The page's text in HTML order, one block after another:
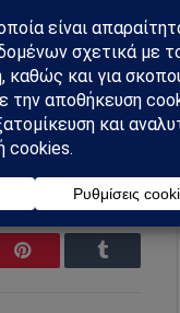
Pinterest Tumblr